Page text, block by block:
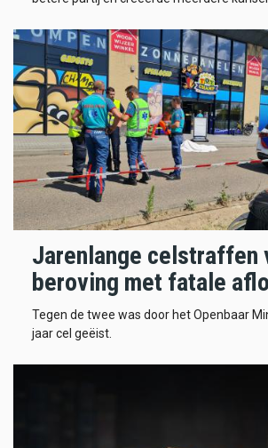
Jarenlange celstraffen
beroving met fatale
Tegen de twee was door het Openbaar
jaar cel geëist.